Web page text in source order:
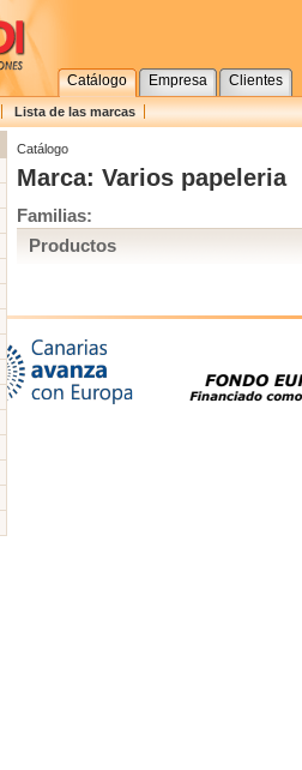
Catálogo Empresa Clientes
Lista de las marcas
Catálogo
Marca: Varios papeleria
Familias:
Productos